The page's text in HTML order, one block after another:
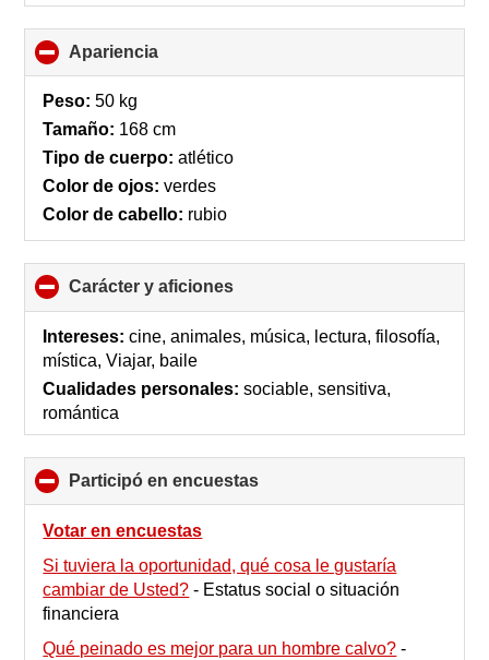
Apariencia
to
Peso: 50 kg
Tamaño: 168 cm
Tipo de cuerpo: atlético
Color de ojos: verdes
Color de cabello: rubio
Carácter y aficiones
to
collapse
Intereses: cine, animales, música, lectura, filosofía,
mística, Viajar, baile
Cualidades personales: sociable, sensitiva,
romántica
Participó en encuestas
to
Votar en encuestas
Si tuviera la oportunidad, qué cosa le gustaría
cambiar de Usted? - Estatus social o situación
financiera
Qué peinado es mejor para un hombre calvo? -